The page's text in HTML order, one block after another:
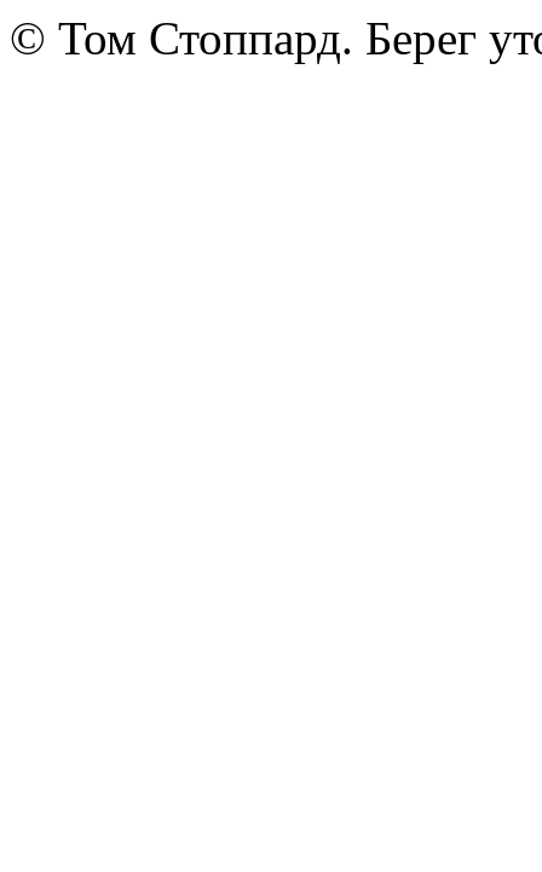
© Том Стоппард. Берег